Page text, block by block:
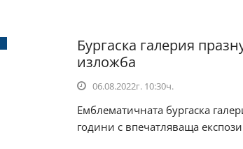
Бургаска галерия
изложба
06.08.2022г. 10:30ч.
Емблематичната бургаска
години с впечатляваща